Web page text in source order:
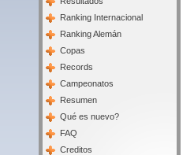
Ranking Internacional
Ranking Alemán
Copas
Records
Campeonatos
Resumen
Qué es nuevo?
FAQ
Creditos